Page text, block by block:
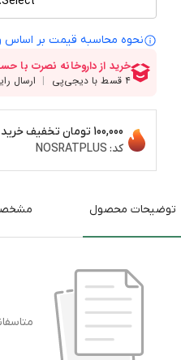
نحوه محاسبه قیمت بر‌ اساس
100,000 تومان
تخفیف خرید
کد: NOSRATPLUS
توضیحات محصول